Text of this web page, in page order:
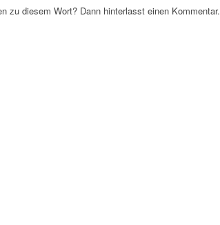
zu diesem Wort? Dann hinterlasst einen Kommentar.